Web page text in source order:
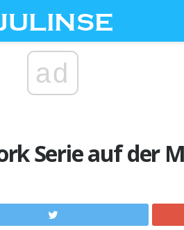
ad
Serie auf der